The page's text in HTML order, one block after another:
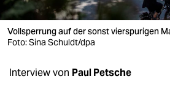
verlag
verlag
veranstaltungen
Vollsperrung auf der sonst vierspurigen
Foto: Sina Schuldt/dpa
Interview von Paul Petsche